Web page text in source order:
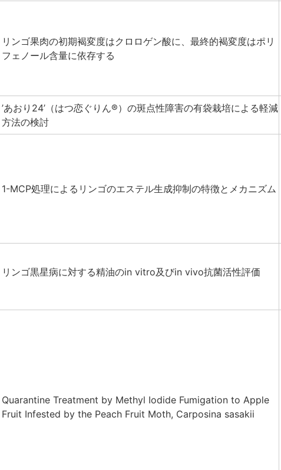
リンゴ果肉の初期褐変度はクロロゲン酸に、最終的褐変度はポリ
フェノール含量に依存する
’あおり24’（はつ恋ぐりん®）の斑点性障害の有袋栽培による軽減
方法の検討
1-MCP処理によるリンゴのエステル生成抑制の特徴とメカニズム
リンゴ黒星病に対する精油のin vitro及びin vivo抗菌活性評価
Quarantine Treatment by Methyl Iodide Fumigation to Apple
Fruit Infested by the Peach Fruit Moth, Carposina sasakii